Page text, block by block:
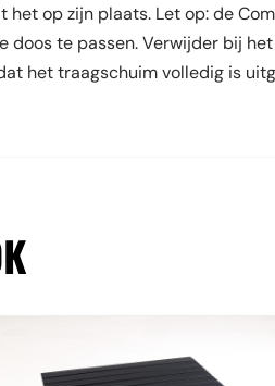
op zijn plaats. Let op: de
doos te passen. Verwijder bij
het traagschuim volledig is